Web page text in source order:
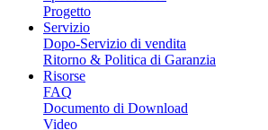
Progetto
Servizio
Dopo-Servizio di vendita
Ritorno & Politica di Garanzia
Risorse
FAQ
Documento di Download
Video